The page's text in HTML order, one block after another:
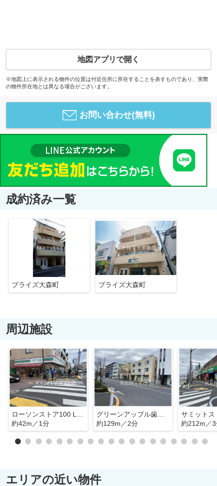
地図アプリで開く
※地図上に表示される物件の位置は付近住所に所在することを表すものであり、実際
の物件所在地とは異なる場合がございます。
お問い合わせ(無料)
成約済み一覧
ブライズ大森町 ブライズ大森町
周辺施設
約42m／1分
グリーンアップル歯科医院
約129m／2分
約212m／
エリアの近い物件